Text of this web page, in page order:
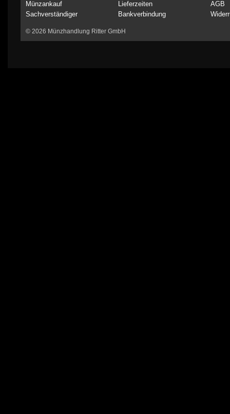
Münzankauf
Sachverständiger
Lieferzeiten
Bankverbindung
AGB
© 2026 Münzhandlung Ritter GmbH